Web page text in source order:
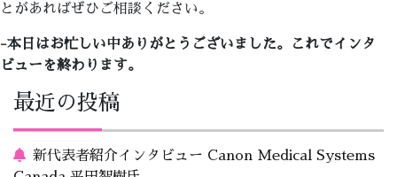
とがあればぜひご相談ください。
-本日はお忙しい中ありがとうございました。これでインタ
ビューを終わります。
最近の投稿
新代表者紹介インタビュー Canon Medical Systems